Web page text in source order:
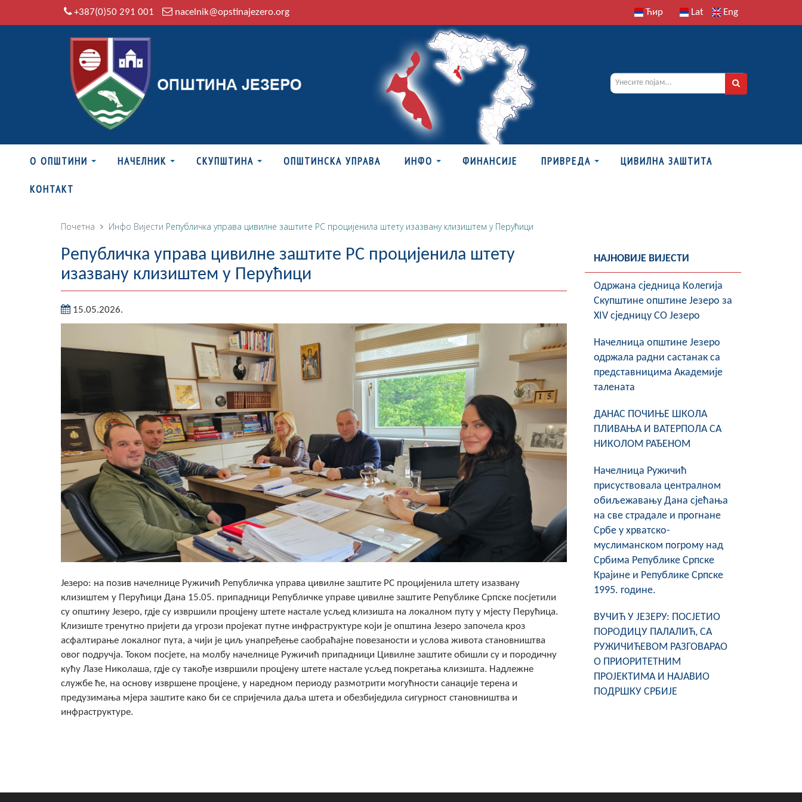
+387(0)50 291 001 nacelnik@opstinajezero.org Ћир Lat Eng
О ОПШТИНИ НАЧЕЛНИК СКУПШТИНА ОПШТИНСКА УПРАВА ИНФО ФИНАНСИЈЕ ПРИВРЕДА ЦИВИЛНА ЗАШТИТА
КОНТАКТ
Почетна Инфо Вијести Републичка управа цивилне заштите РС процијенила штету изазвану клизиштем у Перућици
Републичка управа цивилне заштите РС процијенила штету
изазвану клизиштем у Перућици
15.05.2026.
Језеро: на позив начелнице Ружичић Републичка управа цивилне заштите РС процијенила штету изазвану
клизиштем у Перућици Дана 15.05. припадници Републичке управе цивилне заштите Републике Српске посјетили
су општину Језеро, гд‌је су извршили процјену штете настале усљед клизишта на локалном путу у мјесту Перућица.
Клизиште тренутно пријети да угрози пројекат путне инфраструктуре који је општина Језеро започела кроз
асфалтирање локалног пута, а чији је циљ унапређење саобраћајне повезаности и услова живота становништва
овог подручја. Током посјете, на молбу начелнице Ружичић припадници Цивилне заштите обишли су и породичну
кућу Лазе Николаша, гд‌је су такође извршили процјену штете настале усљед покретања клизишта. Надлежне
службе ће, на основу извршене процјене, у наредном периоду размотрити могућности санације терена и
предузимања мјера заштите како би се спријечила даља штета и обезбиједила сигурност становништва и
инфраструктуре.
НАЈНОВИЈЕ ВИЈЕСТИ
Oдржана сједница Колегија
Скупштине општине Језеро за
XIV сједницу СО Језеро
Начелница општине Језеро
одржала радни састанак са
представницима Академије
талената
ДАНАС ПОЧИЊЕ ШКОЛА
ПЛИВАЊА И ВАТЕРПОЛА СА
НИКОЛОМ РАЂЕНОМ
Начелница Ружичић
присуствовала централном
обиљежавању Дана сјећања
на све страдале и прогнане
Србе у хрватско-
муслиманском погрому над
Србима Републике Српске
Крајине и Републике Српске
1995. године.
ВУЧИЋ У ЈЕЗЕРУ: ПОСЈЕТИО
ПОРОДИЦУ ПАЛАЛИЋ, СА
РУЖИЧИЋЕВОМ РАЗГОВАРАО
О ПРИОРИТЕТНИМ
ПРОЈЕКТИМА И НАЈАВИО
ПОДРШКУ СРБИЈЕ